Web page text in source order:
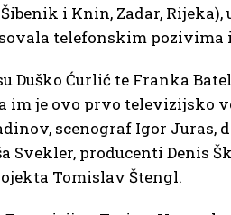
i Knin, Zadar,
telefonskim pozivima
Duško Ćurlić te Franka
im je ovo prvo televizijsko
scenograf Igor Juras,
Svekler, producenti Denis
Tomislav Štengl.